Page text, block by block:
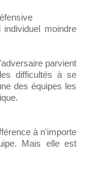
individuel moindre
parvient
difficultés à se
des équipes les
à n'importe
Mais elle est